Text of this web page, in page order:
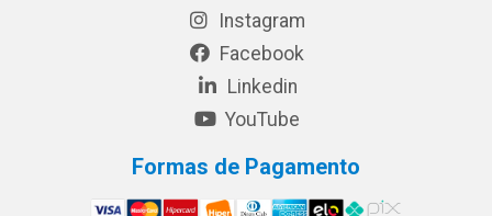
Instagram
Facebook
Linkedin
YouTube
Formas de Pagamento